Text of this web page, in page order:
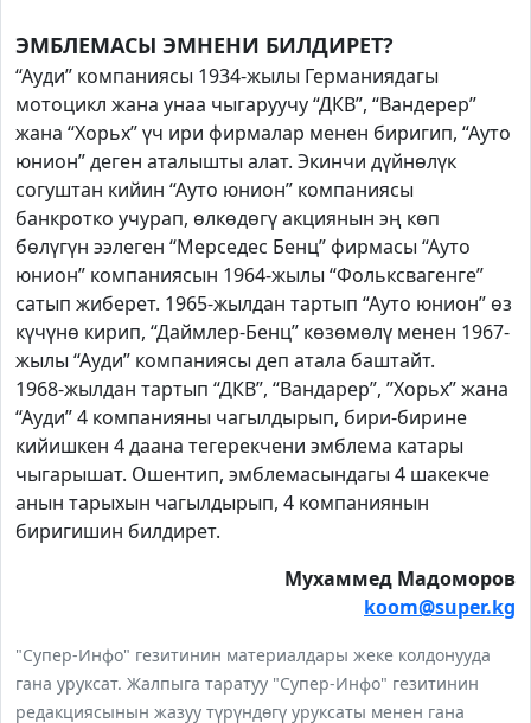
ЭМБЛЕМАСЫ ЭМНЕНИ БИЛДИРЕТ?
“Ауди” компаниясы 1934-жылы Германиядагы
мотоцикл жана унаа чыгаруучу “ДКВ”, “Вандерер”
жана “Хорьх” үч ири фирмалар менен биригип, “Ауто
юнион” деген аталышты алат. Экинчи дүйнөлүк
согуштан кийин “Ауто юнион” компаниясы
банкротко учурап, өлкөдөгү акциянын эң көп
бөлүгүн ээлеген “Мерседес Бенц” фирмасы “Ауто
юнион” компаниясын 1964-жылы “Фольксвагенге”
сатып жиберет. 1965-жылдан тартып “Ауто юнион” өз
күчүнө кирип, “Даймлер-Бенц” көзөмөлү менен 1967-
жылы “Ауди” компаниясы деп атала баштайт.
1968-жылдан тартып “ДКВ”, “Вандарер”, ”Хорьх” жана
“Ауди” 4 компанияны чагылдырып, бири-бирине
кийишкен 4 даана тегерекчени эмблема катары
чыгарышат. Ошентип, эмблемасындагы 4 шакекче
анын тарыхын чагылдырып, 4 компаниянын
биригишин билдирет.
Мухаммед Мадоморов
koom@super.kg
"Супер-Инфо" гезитинин материалдары жеке колдонууда
гана уруксат. Жалпыга таратуу "Супер-Инфо" гезитинин
редакциясынын жазуу түрүндөгү уруксаты менен гана